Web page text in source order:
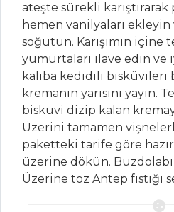
YUMURTA
Mezeler Tüm
Tarifleri
PILAV VE
MAKARNA
Mantarlı ve
Kremalı Makarna
ateşte sürekli karıştırarak
hemen vanilyaları ekleyin
soğutun. Karışımın içine
yumurtaları ilave edin ve
kalıba kedidili bisküvileri
kremanın yarısını yayın.
bisküvi dizip kalan
Üzerini tamamen
paketteki tarife göre
üzerine dökün.
Üzerine toz Antep fıstığı